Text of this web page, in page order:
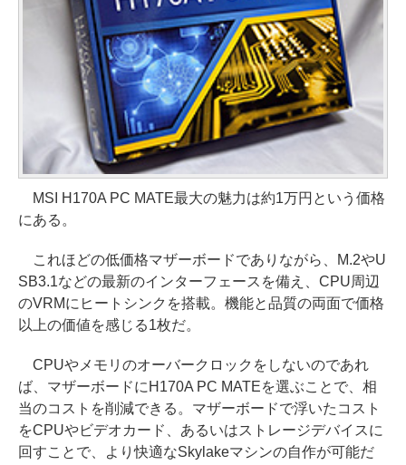
MSI H170A PC MATE最大の魅力は約1万円という価格
にある。
これほどの低価格マザーボードでありながら、M.2やU
SB3.1などの最新のインターフェースを備え、CPU周辺
のVRMにヒートシンクを搭載。機能と品質の両面で価格
以上の価値を感じる1枚だ。
CPUやメモリのオーバークロックをしないのであれ
ば、マザーボードにH170A PC MATEを選ぶことで、相
当のコストを削減できる。マザーボードで浮いたコスト
をCPUやビデオカード、あるいはストレージデバイスに
回すことで、より快適なSkylakeマシンの自作が可能だ